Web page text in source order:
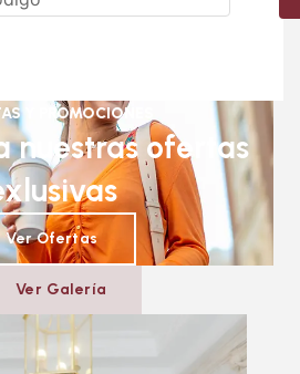
Y PROMOCIONES
nuestras ofertas
Ver Ofertas
Ver Galería